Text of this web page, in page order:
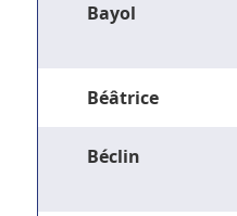
Bayol
Béâtrice
Béclin